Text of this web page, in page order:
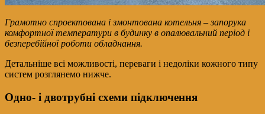
Грамотно спроектована і змонтована котельня – запорука
комфортної температури в будинку в опалювальний період і
безперебійної роботи обладнання.
Детальніше всі можливості, переваги і недоліки кожного типу
систем розглянемо нижче.
Одно- і двотрубні схеми підключення